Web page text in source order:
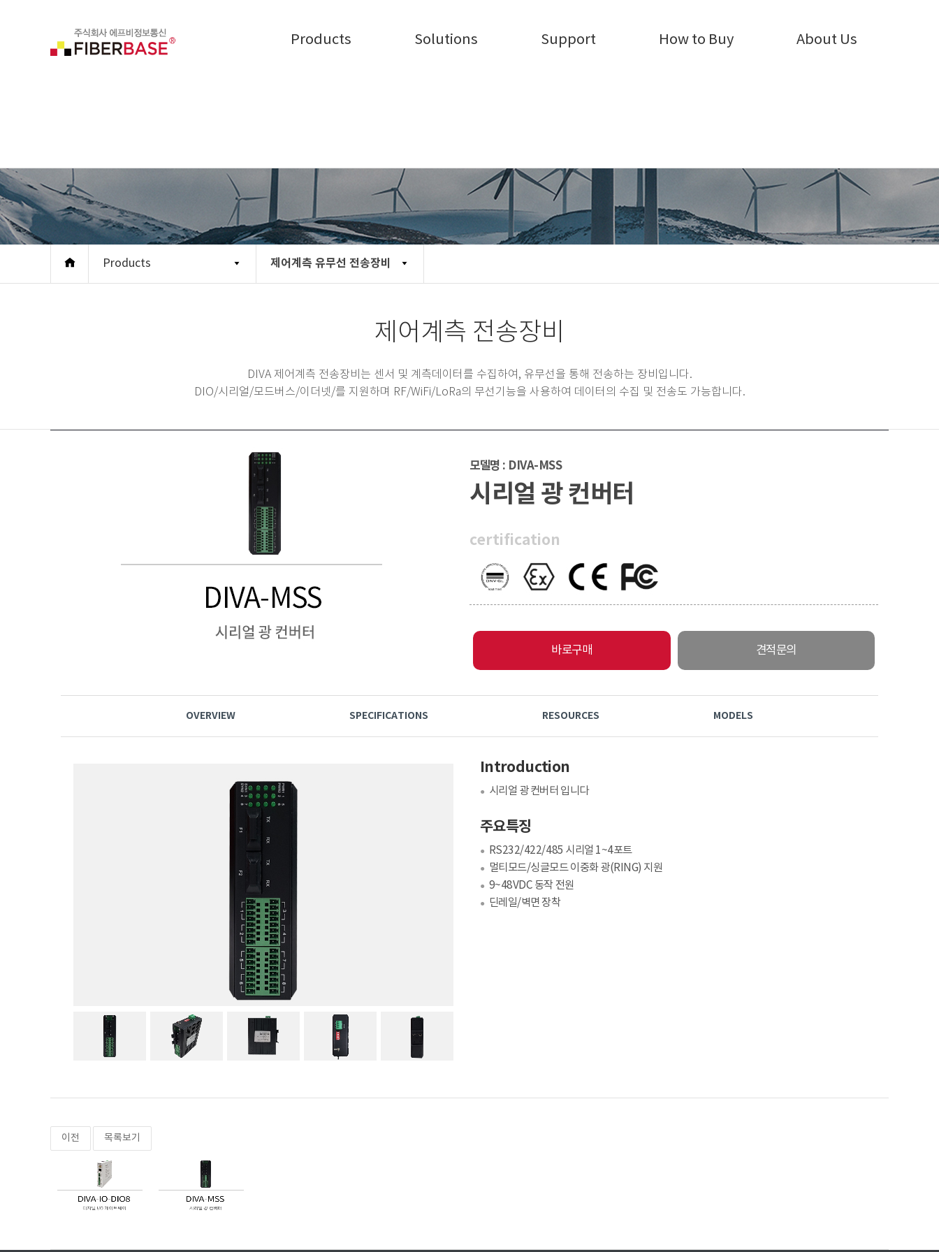
Products Solutions Support How to Buy About Us
Products 제어계측 유무선 전송장비
제어계측 전송장비
DIVA 제어계측 전송장비는 센서 및 계측데이터를 수집하여, 유무선을 통해 전송하는 장비입니다.
DIO/시리얼/모드버스/이더넷/를 지원하며 RF/WiFi/LoRa의 무선기능을 사용하여 데이터의 수집 및 전송도 가능합니다.
모델명 : DIVA-MSS
시리얼 광 컨버터
certification
바로구매 견적문의
OVERVIEW SPECIFICATIONS RESOURCES MODELS
Introduction
● 시리얼 광 컨버터 입니다
주요특징
● RS232/422/485 시리얼 1~4포트
● 멀티모드/싱글모드 이중화 광(RING) 지원
● 9~48VDC 동작 전원
● 딘레일/벽면 장착
이전 목록보기